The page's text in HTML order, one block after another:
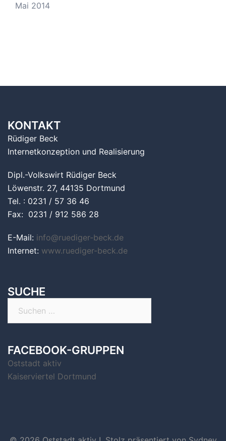
Mai 2014
KONTAKT
Rüdiger Beck
Internetkonzeption und Realisierung
Dipl.-Volkswirt Rüdiger Beck
Löwenstr. 27, 44135 Dortmund
Tel. : 0231 / 57 36 46
Fax: 0231 / 912 586 28
E-Mail: info@ruediger-beck.de
Internet: www.ruediger-beck.de
SUCHE
FACEBOOK-GRUPPEN
Oststadt aktiv
Kaiserviertel Dortmund